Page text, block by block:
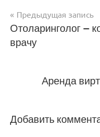
Навигация
по
Предыдущая запись
Отоларинголог —
врачу
Аренда
Добавить